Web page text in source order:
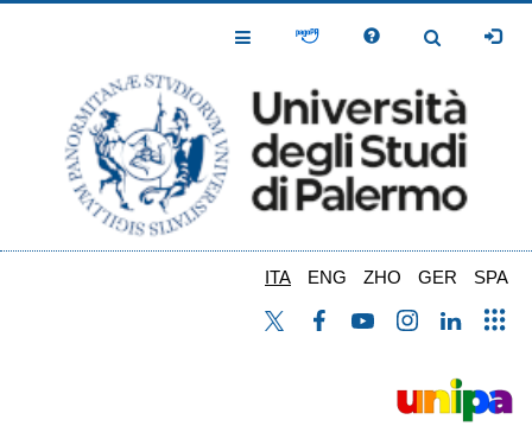
Toggle
Toggle
ITA ENG ZHO GER SPA